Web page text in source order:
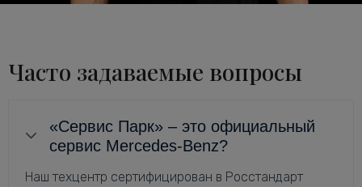
Часто задаваемые вопросы
«Сервис Парк» – это официальный
сервис Mercedes-Benz?
Наш техцентр сертифицирован в Росстандарт